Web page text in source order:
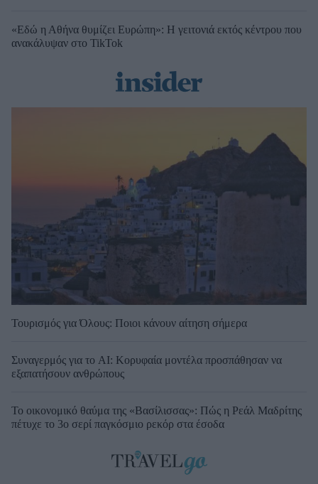
«Εδώ η Αθήνα θυμίζει Ευρώπη»: H γειτονιά εκτός κέντρου που
ανακάλυψαν στο TikTok
Τουρισμός για Όλους: Ποιοι κάνουν αίτηση σήμερα
Συναγερμός για το AI: Κορυφαία μοντέλα προσπάθησαν να
εξαπατήσουν ανθρώπους
Το οικονομικό θαύμα της «Βασίλισσας»: Πώς η Ρεάλ Μαδρίτης
πέτυχε το 3ο σερί παγκόσμιο ρεκόρ στα έσοδα